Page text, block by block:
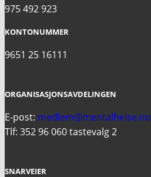
975 492 923
KONTONUMMER
9651 25 16111
ORGANISASJONSAVDELINGEN
E-post: medlem@mentalhelse.no
Tlf: 352 96 060 tastevalg 2
SNARVEIER